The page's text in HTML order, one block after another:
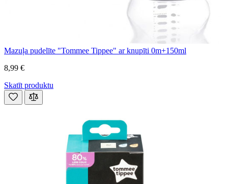
Mazuļa pudelīte "Tommee Tippee" ar knupīti 0m+150ml
8,99 €
Skatīt produktu